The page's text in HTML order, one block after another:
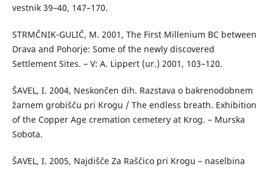
vestnik 39–40, 147–170.
STRMČNIK-GULIČ, M. 2001, The First Millenium BC between
Drava and Pohorje: Some of the newly discovered
Settlement Sites. – V: A. Lippert (ur.) 2001, 103–120.
ŠAVEL, I. 2004, Neskončen dih. Razstava o bakrenodobnem
žarnem grobišču pri Krogu / The endless breath. Exhibition
of the Copper Age cremation cemetery at Krog. – Murska
Sobota.
ŠAVEL, I. 2005, Najdišče Za Raščico pri Krogu – naselbina